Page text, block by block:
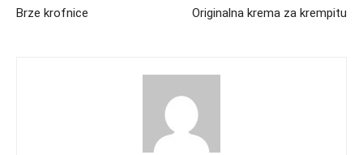
Brze krofnice Originalna krema za krempitu